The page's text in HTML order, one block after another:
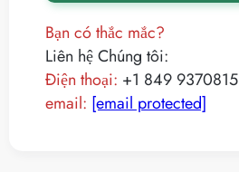
Bạn có thắc mắc?
Liên hệ Chúng tôi:
Điện thoại: +1 849 9370815
email: [email protected]